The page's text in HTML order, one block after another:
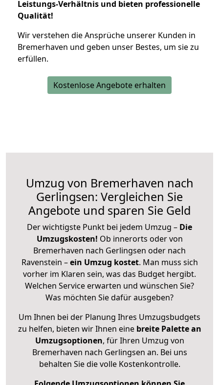
Leistungs-Verhältnis und bieten professionelle
Qualität!
Wir verstehen die Ansprüche unserer Kunden in
Bremerhaven und geben unser Bestes, um sie zu
erfüllen.
Kostenlose Angebote erhalten
Umzug von Bremerhaven nach
Gerlingsen: Vergleichen Sie
Angebote und sparen Sie Geld
Der wichtigste Punkt bei jedem Umzug – Die
Umzugskosten! Ob innerorts oder von
Bremerhaven nach Gerlingsen oder nach
Ravenstein –ein Umzug kostet. Man muss sich
vorher im Klaren sein, was das Budget hergibt.
Welchen Service erwarten und wünschen Sie?
Was möchten Sie dafür ausgeben?
Um Ihnen bei der Planung Ihres Umzugsbudgets
zu helfen, bieten wir Ihnen eine breite Palette an
Umzugsoptionen, für Ihren Umzug von
Bremerhaven nach Gerlingsen an. Bei uns
behalten Sie die volle Kostenkontrolle.